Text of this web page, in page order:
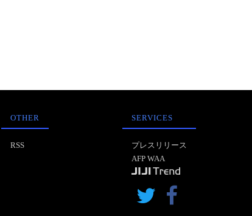
OTHER
RSS
SERVICES
プレスリリース
AFP WAA